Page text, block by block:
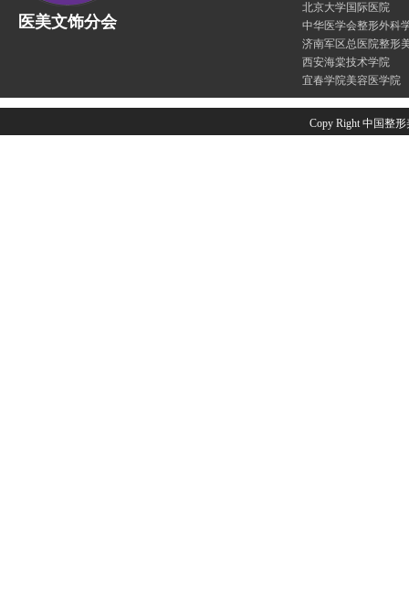
医美文饰分会
北京大学国际医院
中华医学会整形外科
济南军区总医院整形
西安海棠技术学院
宜春学院美容医学院
Copy Right 中国整